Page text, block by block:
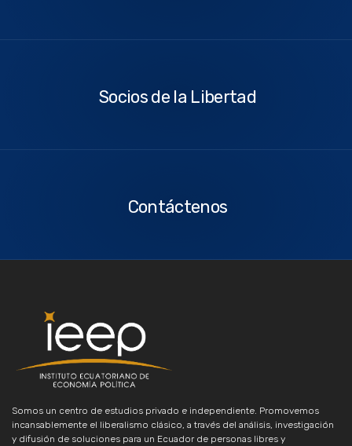
Libertad
Socios de la Libertad
Contáctenos
Somos un centro de estudios privado e independiente. Promovemos
incansablemente el liberalismo clásico, a través del análisis, investigación
y difusión de soluciones para un Ecuador de personas libres y